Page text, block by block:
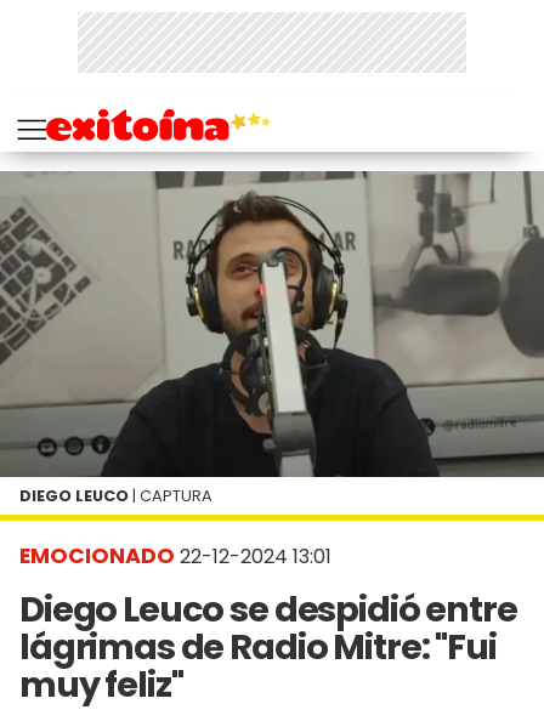
EMOCIONADO 22-12-2024 13:01
Diego Leuco se despidió entre
lágrimas de Radio Mitre: "Fui
muy feliz"
DIEGO LEUCO | CAPTURA